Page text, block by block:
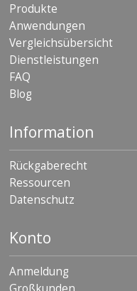
Produkte
Anwendungen
Vergleichsübersicht
Dienstleistungen
FAQ
Blog
Information
Rückgaberecht
Ressourcen
Datenschutz
Konto
Anmeldung